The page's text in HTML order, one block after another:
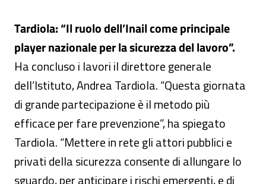
Tardiola: “Ilruolo dell’Inail come principale
player nazionale per la sicurezza del lavoro”.
Ha concluso i lavori il direttore generale
dell’Istituto, Andrea Tardiola. “Questa giornata
di grande partecipazione è il metodo più
efficace per fare prevenzione”, ha spiegato
Tardiola. “Mettere in rete gli attori pubblici e
privati della sicurezza consente di allungare lo
sguardo, per anticipare i rischi emergenti, e di